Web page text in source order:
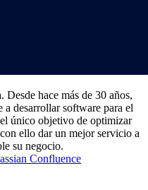
Desde hace más de 30 años,
a desarrollar software para el
único objetivo de optimizar
ello dar un mejor servicio a
su negocio.
Confluence